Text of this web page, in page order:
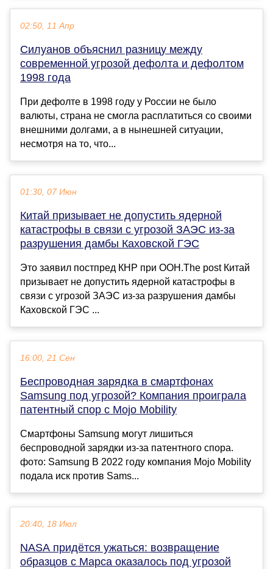
02:50, 11 Апр
Силуанов объяснил разницу между
современной угрозой дефолта и дефолтом
1998 года
При дефолте в 1998 году у России не было
валюты, страна не смогла расплатиться со своими
внешними долгами, а в нынешней ситуации,
несмотря на то, что...
01:30, 07 Июн
Китай призывает не допустить ядерной
катастрофы в связи с угрозой ЗАЭС из-за
разрушения дамбы Каховской ГЭС
Это заявил постпред КНР при ООН.The post Китай
призывает не допустить ядерной катастрофы в
связи с угрозой ЗАЭС из-за разрушения дамбы
Каховской ГЭС ...
16:00, 21 Сен
Беспроводная зарядка в смартфонах
Samsung под угрозой? Компания проиграла
патентный спор с Mojo Mobility
Смартфоны Samsung могут лишиться
беспроводной зарядки из-за патентного спора.
фото: Samsung В 2022 году компания Mojo Mobility
подала иск против Sams...
20:40, 18 Июл
NASA придётся ужаться: возвращение
образцов с Марса оказалось под угрозой